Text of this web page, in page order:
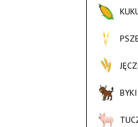
BYKI